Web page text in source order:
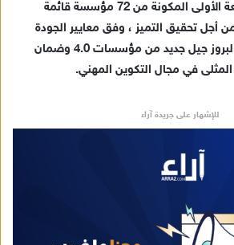
السيدة اطريشة إن الدفعة الأولى المكونة من 72 مؤسسة قائمة
أجل تحقيق التميز ، وفق معايير الجودة
المحددة مسبقا ، وذلك لبروز جيل جديد من مؤسسات 4.0 وضمان
في مجال التكوين المهني.
للإشهار على جريدة آراء